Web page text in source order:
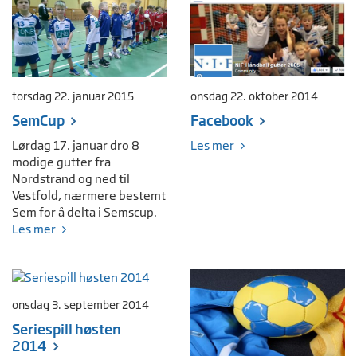
torsdag 22. januar 2015
SemCup
Lørdag 17. januar dro 8
modige gutter fra
Nordstrand og ned til
Vestfold, nærmere bestemt
Sem for å delta i Semscup.
Les mer
onsdag 22. oktober 2014
Facebook
Les mer
onsdag 3. september 2014
Seriespill høsten
2014